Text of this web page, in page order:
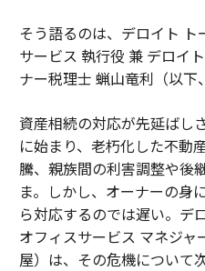
そう語るのは、デロイト
サービス 執行役 兼 デロイ
ナー税理士 蝋山竜利（以下
資産相続の対応が先延ばし
に始まり、老朽化した不動
騰、親族間の利害調整や後
ま。しかし、オーナーの身
ら対応するのでは遅い。デ
オフィスサービス マネジ
屋）は、その危機について